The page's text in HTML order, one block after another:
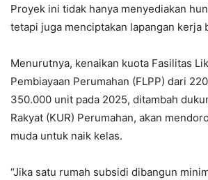
Proyek ini tidak hanya menyediakan
tetapi juga menciptakan lapangan kerja
Menurutnya, kenaikan kuota Fasilitas
Pembiayaan Perumahan (FLPP) dari
350.000 unit pada 2025, ditambah
Rakyat (KUR) Perumahan, akan
muda untuk naik kelas.
“Jika satu rumah subsidi dibangun